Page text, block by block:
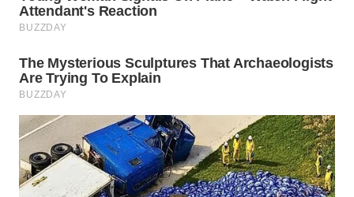
WN
WN
SERIBU
WN
TANGERANG